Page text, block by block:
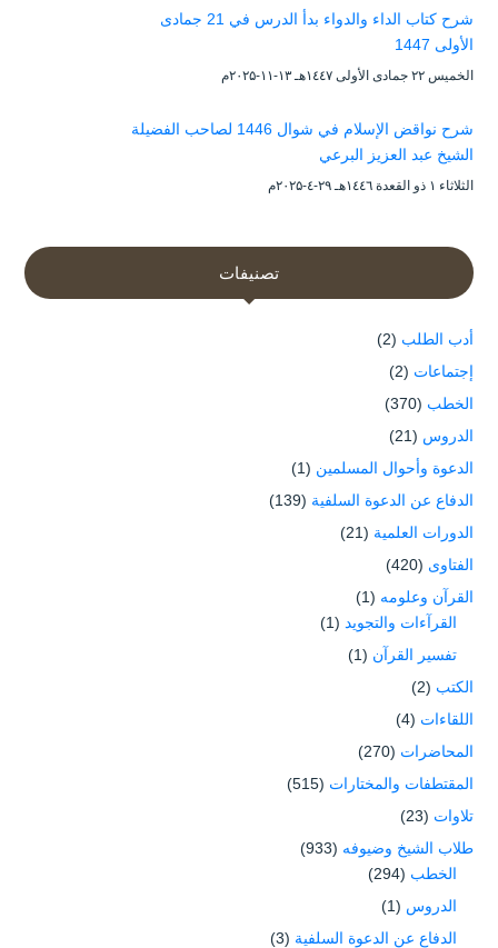
شرح كتاب الداء والدواء بدأ الدرس في 21 جمادى
الأولى 1447
الخميس ۲۲ جمادى الأولى ۱٤٤۷هـ ۱۳-۱۱-۲۰۲۵م
شرح نواقض الإسلام في شوال 1446 لصاحب الفضيلة
الشيخ عبد العزيز البرعي
الثلاثاء ۱ ذو القعدة ۱٤٤٦هـ ۲۹-٤-۲۰۲۵م
تصنيفات
أدب الطلب (2)
إجتماعات (2)
الخطب (370)
الدروس (21)
الدعوة وأحوال المسلمين (1)
الدفاع عن الدعوة السلفية (139)
الدورات العلمية (21)
الفتاوى (420)
القرآن وعلومه (1)
القرآءات والتجويد (1)
تفسير القرآن (1)
الكتب (2)
اللقاءات (4)
المحاضرات (270)
المقتطفات والمختارات (515)
تلاوات (23)
طلاب الشيخ وضيوفه (933)
الخطب (294)
الدروس (1)
الدفاع عن الدعوة السلفية (3)